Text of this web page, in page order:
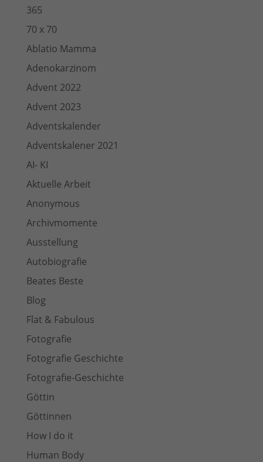
365
70 x 70
Ablatio Mamma
Adenokarzinom
Advent 2022
Advent 2023
Adventskalender
Adventskalener 2021
AI- KI
Aktuelle Arbeit
Anonymous
Archivmomente
Ausstellung
Autobiografie
Beates Beste
Blog
Flat & Fabulous
Fotografie
Fotografie Geschichte
Fotografie-Geschichte
Göttin
Göttinnen
How I do it
Human Body